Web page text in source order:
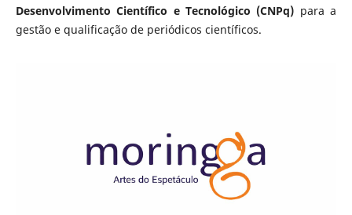
Desenvolvimento Científico e Tecnológico (CNPq) para a
gestão e qualificação de periódicos científicos.